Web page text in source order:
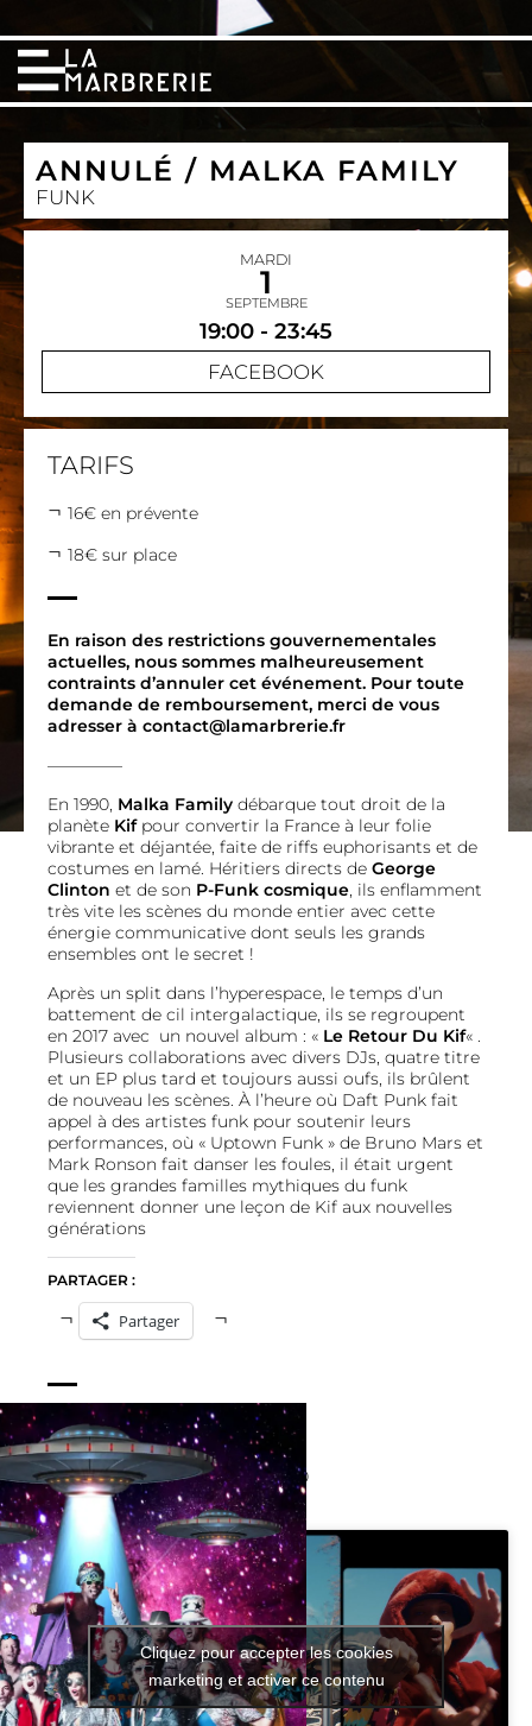
ANNULÉ / MALKA FAMILY
FUNK
MARDI
1
SEPTEMBRE
19:00 - 23:45
FACEBOOK
TARIFS
16€ en prévente
18€ sur place
En raison des restrictions gouvernementales
actuelles, nous sommes malheureusement
contraints d’annuler cet événement. Pour toute
demande de remboursement, merci de vous
adresser à contact@lamarbrerie.fr
————–
En 1990, Malka Family débarque tout droit de la
planète Kifpour convertir la France à leur folie
vibrante et déjantée, faite de riffs euphorisants et de
costumes en lamé. Héritiers directs de George
Clinton et de son P-Funk cosmique, ils enflamment
très vite les scènes du monde entier avec cette
énergie communicative dont seuls les grands
ensembles ont le secret !
Après un split dans l’hyperespace, le temps d’un
battement de cil intergalactique, ils se regroupent
en 2017 avec un nouvel album : « Le Retour Du Kif« .
Plusieurs collaborations avec divers DJs, quatre titre
et un EP plus tard et toujours aussi oufs, ils brûlent
de nouveau les scènes. À l’heure où Daft Punk fait
appel à des artistes funk pour soutenir leurs
performances, où « Uptown Funk » de Bruno Mars et
Mark Ronson fait danser les foules, il était urgent
que les grandes familles mythiques du funk
reviennent donner une leçon de Kif aux nouvelles
générations
PARTAGER :
Partager
INFOS PRATIQUES
Ouverture des portes à 19h30
Cliquez pour accepter les cookies
marketing et activer ce contenu